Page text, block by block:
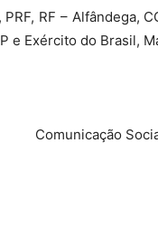
RF – Alfândega,
e Exército do Brasil,
Comunicação